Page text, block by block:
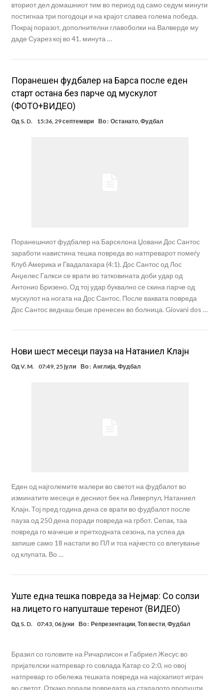
вториот дел домашниот тим во период од само седум минути
постигнаа три погодоци и на крајот славеа голема победа.
Покрај поразот, дополнителни главоболки на Валверде му
даде Суарез кој во 41. минута …
Поранешен фудбалер на Барса после еден
старт остана без парче од мускулот
(ФОТО+ВИДЕО)
Од S. D. 15:36, 29 септември Во : Останато,Фудбал
Поранешниот фудбалер на Барселона Џовани Дос Сантос
заработи навистина тешка повреда во натпреварот помеѓу
Клуб Америка и Гвадалахара (4:1). Дос Сантос од Лос
Анџелес Галкси се врати во татковината доби удар од
Антонио Бризено. Од тој удар буквално се скина парче од
мускулот на ногата на Дос Сантос. После ваквата повреда
Дос Сантос веднаш беше пренесен во болница. Giovani dos …
Нови шест месеци пауза на Натаниел Клајн
Од V. M. 07:49, 25 јули Во : Англија Фудбал
Еден од најголемите малери во светот на фудбалот во
изминатите месеци е десниот бек на Ливерпул, Натаниел
Клајн. Тој пред година дена се врати во фудбалот после
пауза од 250 дена поради повреда на грбот. Сепак, таа
повреда го мачеше и претходната сезона, па успеа да
запише само 18 настапи во ПЛ и тоа најчесто со влегување
од клупата. Во …
Уште една тешка повреда за Нејмар: Со солзи
на лицето го напушташе теренот (ВИДЕО)
Од S. D. 07:43, 06 јуни Во : Репрезентации,Топ вести,Фудбал
Бразил со головите на Ричарлисон и Габриел Жесус во
пријателски натпревар го совлада Катар со 2:0, но овој
натпревар го обележа тешката повреда на најскапиот играч
во светот. Откако поради повредата на стапалото пропушти